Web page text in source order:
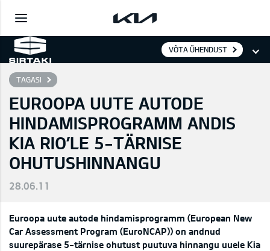
VÕTA ÜHENDUST
TAGASI
EUROOPA UUTE AUTODE
HINDAMISPROGRAMM ANDIS
KIA RIO’LE 5-TÄRNISE
OHUTUSHINNANGU
28.06.11
Euroopa uute autode hindamisprogramm (European New
Car Assessment Program (EuroNCAP)) on andnud
suurepärase 5-tärnise ohutust puutuva hinnangu uuele Kia